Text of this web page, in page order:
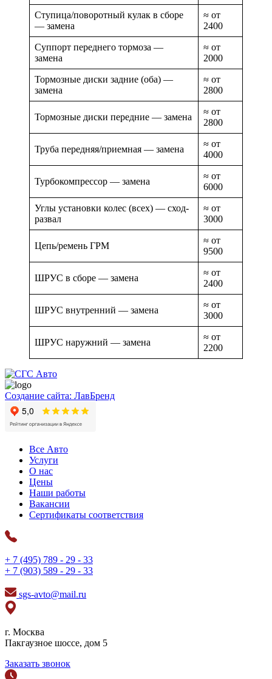
Ступица/поворотный кулак в сборе
— замена
≈ от
2400
Суппорт переднего тормоза —
замена
≈ от
2000
Тормозные диски задние (оба) —
замена
≈ от
2800
Тормозные диски передние — замена
≈ от
2800
Труба передняя/приемная — замена
≈ от
4000
Турбокомпрессор — замена
≈ от
6000
Углы установки колес (всех) — сход-
развал
≈ от
3000
Цепь/ремень ГРМ
≈ от
9500
ШРУС в сборе — замена
≈ от
2400
ШРУС внутренний — замена
≈ от
3000
ШРУС наружний — замена
≈ от
2200
Создание сайта: ЛавБренд
Все Авто
Услуги
О нас
Цены
Наши работы
Вакансии
Сертификаты соответствия
+ 7 (495) 789 - 29 - 33
+ 7 (903) 589 - 29 - 33
sgs-avto@mail.ru
г. Москва
Пакгаузное шоссе, дом 5
Заказать звонок